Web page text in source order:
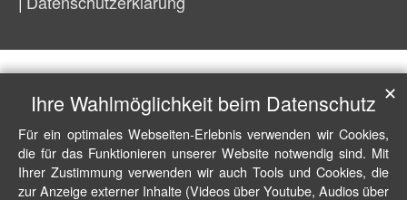
Ihre Wahlmöglichkeit beim Datenschutz
Für ein optimales Webseiten-Erlebnis verwenden wir Cookies,
die für das Funktionieren unserer Website notwendig sind. Mit
Ihrer Zustimmung verwenden wir auch Tools und Cookies, die
zur Anzeige externer Inhalte (Videos über Youtube, Audios über
✕